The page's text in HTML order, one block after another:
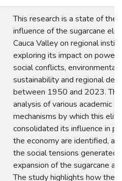
This research is a state of the
influence of the sugarcane
Cauca Valley on regional
exploring its impact on power
social conflicts, environmental
sustainability and regional
between 1950 and 2023.
analysis of various academic
mechanisms by which this
consolidated its influence in
the economy are identified,
the social tensions generated
expansion of the sugarcane
The study highlights how the